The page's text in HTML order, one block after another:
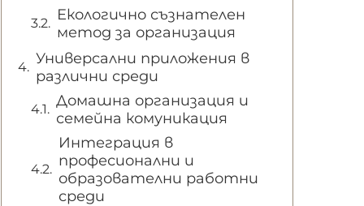
Екологично съзнателен
метод за организация
Универсални приложения в
различни среди
Домашна организация и
семейна комуникация
Интеграция в
професионални и
образователни работни
среди